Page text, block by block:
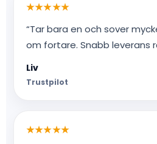
★★★★★
“Tar bara en och sover
om fortare. Snabb leverans
Liv
Trustpilot
★★★★★